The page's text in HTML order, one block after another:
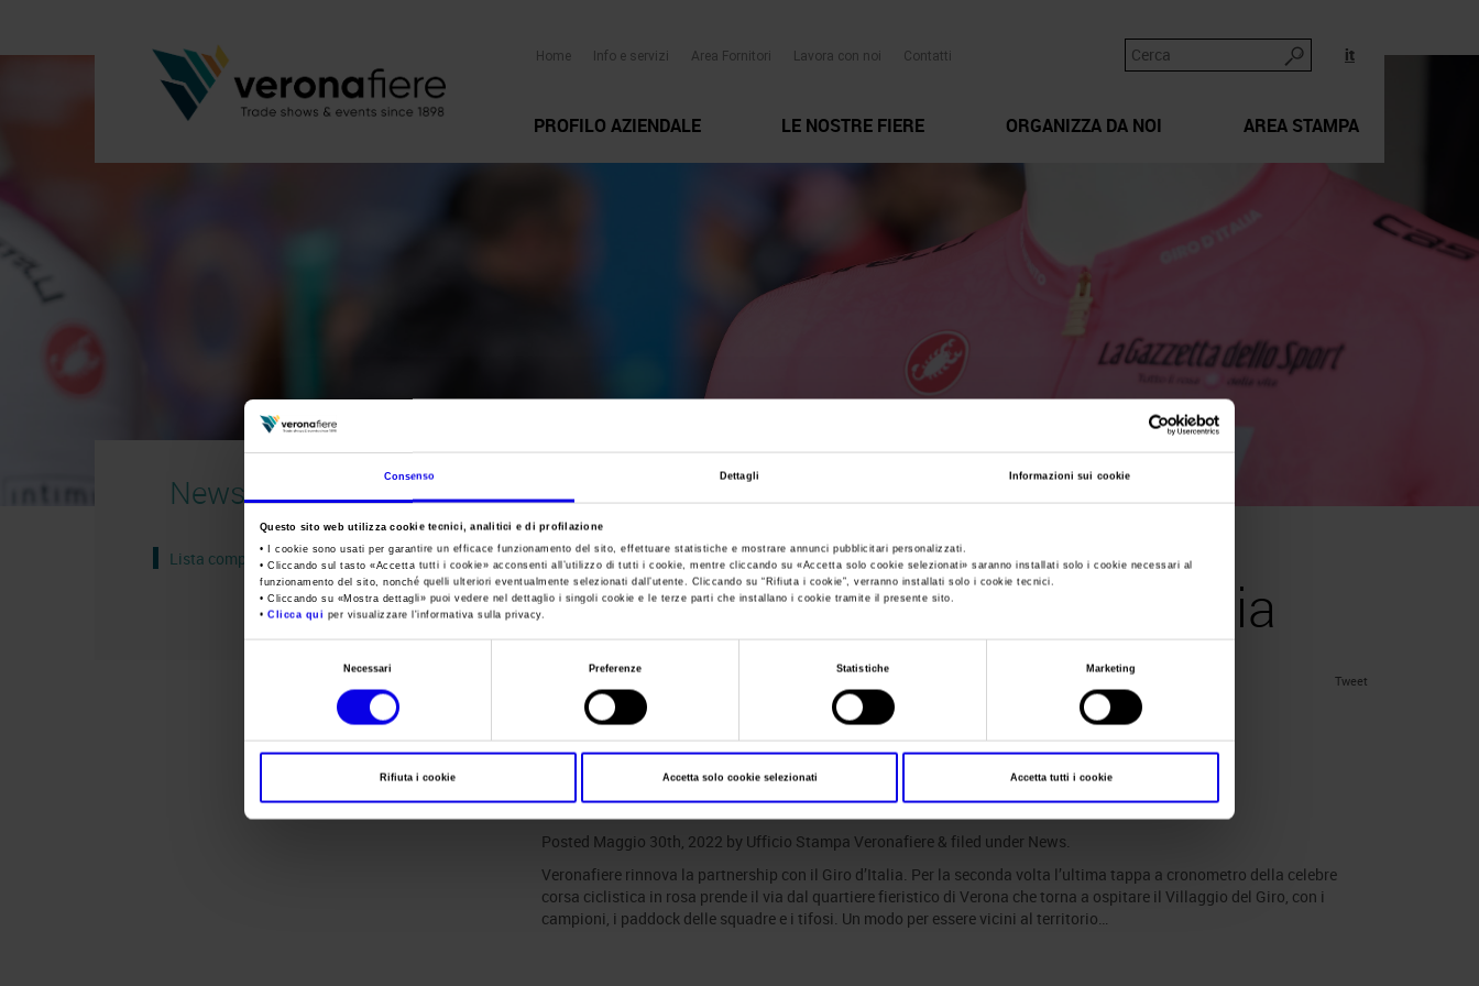
Consenso Dettagli Informazioni sui cookie
Questo sito web utilizza cookie tecnici, analitici e di profilazione
• I cookie sono usati per garantire un efficace funzionamento del sito, effettuare statistiche e mostrare annunci pubblicitari personalizzati.
• Cliccando sul tasto «Accetta tutti i cookie» acconsenti all’utilizzo di tutti i cookie, mentre cliccando su «Accetta solo cookie selezionati» saranno installati solo i cookie necessari al
funzionamento del sito, nonché quelli ulteriori eventualmente selezionati dall’utente. Cliccando su “ Rifiuta i cookie”, verranno installati solo i cookie tecnici.
• Cliccando su «Mostra dettagli» puoi vedere nel dettaglio i singoli cookie e le terze parti che installano i cookie tramite il presente sito.
•Clicca qui per visualizzare l'informativa sulla privacy.
Necessari Preferenze Statistiche Marketing
Rifiuta i cookie Accetta solo cookie selezionati Accetta tutti i cookie
it
Home Info e servizi Area Fornitori Lavora con noi Contatti
PROFILO AZIENDALE LE NOSTRE FIERE ORGANIZZA DA NOI AREA STAMPA
News
Lista completa Sei in:News
Veronafiere saluta il Giro d’Italia
Tweet
Posts Tagged:veronafiere giro d’italia
Veronafiere saluta il Giro d’Italia
Posted Maggio 30th, 2022 by Ufficio Stampa Veronafiere & filed under News.
Veronafiere rinnova la partnership con il Giro d’Italia. Per la seconda volta l’ultima tappa a cronometro della celebre
corsa ciclistica in rosa prende il via dal quartiere fieristico di Verona che torna a ospitare il Villaggio del Giro, con i
campioni, i paddock delle squadre e i tifosi. Un modo per essere vicini al territorio…